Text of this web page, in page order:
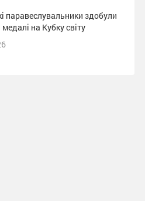
паравеслувальники здобули
медалі на Кубку світу